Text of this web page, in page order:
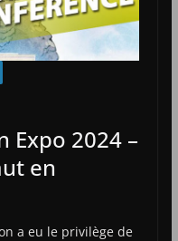
Expo 2024 –
en
a eu le privilège de